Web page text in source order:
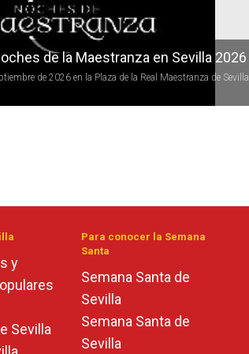
de la Maestranza en Sevilla 2026
de 2026 en la Plaza de la Real Maestranza de Sevilla
y
Sevilla
Para conocer la Semana
Santa
Semana Santa de
Sevilla
Semana Santa de
Sevilla